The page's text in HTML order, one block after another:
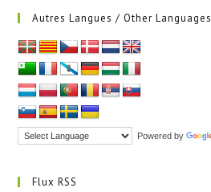
Autres Langues / Other Languages
Powered by
Flux RSS